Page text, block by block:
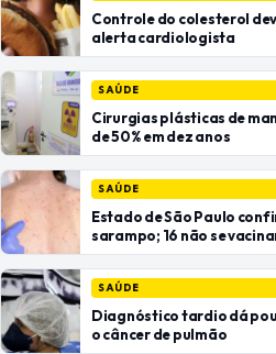
Controle do colesterol
alerta cardiologista
SAÚDE
Cirurgias plásticas de
de 50% em dez anos
SAÚDE
Estado de São Paulo
sarampo; 16 não se
SAÚDE
Diagnóstico tardio dá
o câncer de pulmão